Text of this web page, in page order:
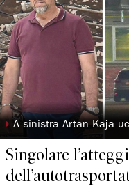
◗ A sinistra Artan Kaja
Singolare